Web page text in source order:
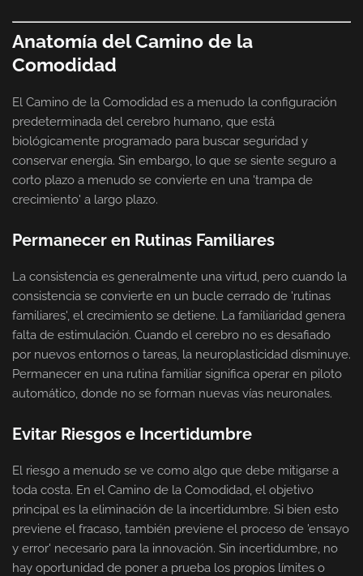
Anatomía del Camino de la
Comodidad
El Camino de la Comodidad es a menudo la configuración
predeterminada del cerebro humano, que está
biológicamente programado para buscar seguridad y
conservar energía. Sin embargo, lo que se siente seguro a
corto plazo a menudo se convierte en una 'trampa de
crecimiento' a largo plazo.
Permanecer en Rutinas Familiares
La consistencia es generalmente una virtud, pero cuando la
consistencia se convierte en un bucle cerrado de 'rutinas
familiares', el crecimiento se detiene. La familiaridad genera
falta de estimulación. Cuando el cerebro no es desafiado
por nuevos entornos o tareas, la neuroplasticidad disminuye.
Permanecer en una rutina familiar significa operar en piloto
automático, donde no se forman nuevas vías neuronales.
Evitar Riesgos e Incertidumbre
El riesgo a menudo se ve como algo que debe mitigarse a
toda costa. En el Camino de la Comodidad, el objetivo
principal es la eliminación de la incertidumbre. Si bien esto
previene el fracaso, también previene el proceso de 'ensayo
y error' necesario para la innovación. Sin incertidumbre, no
hay oportunidad de poner a prueba los propios límites o